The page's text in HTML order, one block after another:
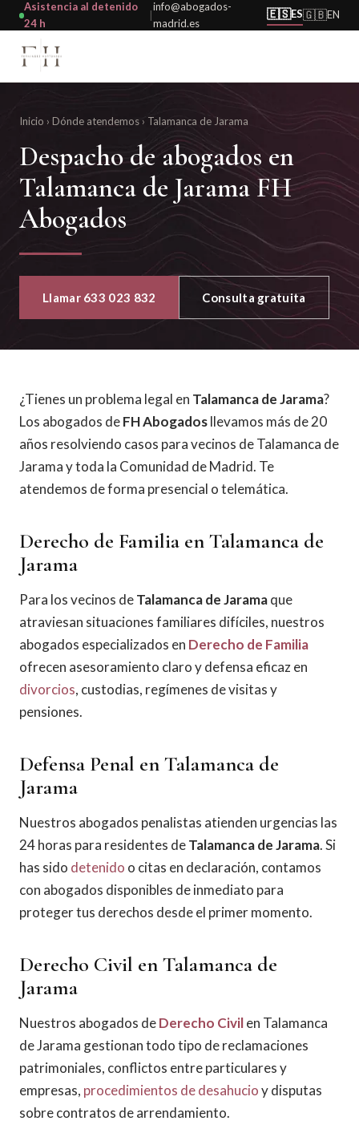
Asistencia al detenido
24 h
|
info@abogados-
madrid.es
🇪🇸ES🇬🇧EN
Inicio › Dónde atendemos › Talamanca de Jarama
Despacho de abogados en
Talamanca de Jarama FH
Abogados
Llamar 633 023 832 Consulta gratuita
¿Tienes un problema legal en Talamanca de Jarama?
Los abogados deFH Abogadosllevamos más de 20
años resolviendo casos para vecinos de Talamanca de
Jarama y toda la Comunidad de Madrid. Te
atendemos de forma presencial o telemática.
Derecho de Familia en Talamanca de
Jarama
Para los vecinos deTalamanca de Jaramaque
atraviesan situaciones familiares difíciles, nuestros
abogados especializados en Derecho de Familia
ofrecen asesoramiento claro y defensa eficaz en
divorcios, custodias, regímenes de visitas y
pensiones.
Defensa Penal en Talamanca de
Jarama
Nuestros abogados penalistas atienden urgencias las
24 horas para residentes deTalamanca de Jarama. Si
has sido detenido o citas en declaración, contamos
con abogados disponibles de inmediato para
proteger tus derechos desde el primer momento.
Derecho Civil en Talamanca de
Jarama
Nuestros abogados deDerecho Civilen Talamanca
de Jarama gestionan todo tipo de reclamaciones
patrimoniales, conflictos entre particulares y
empresas, procedimientos de desahucioy disputas
sobre contratos de arrendamiento.